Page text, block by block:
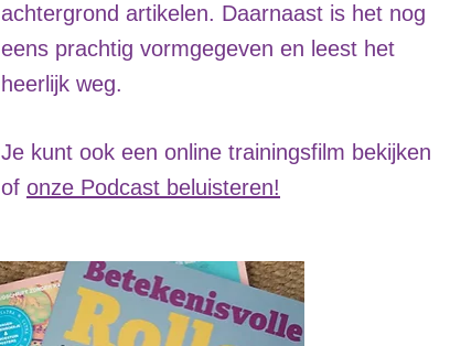
achtergrond artikelen. Daarnaast is het nog
eens prachtig vormgegeven en leest het
heerlijk weg.
Je kunt ook een online trainingsfilm bekijken
of onze Podcast beluisteren!